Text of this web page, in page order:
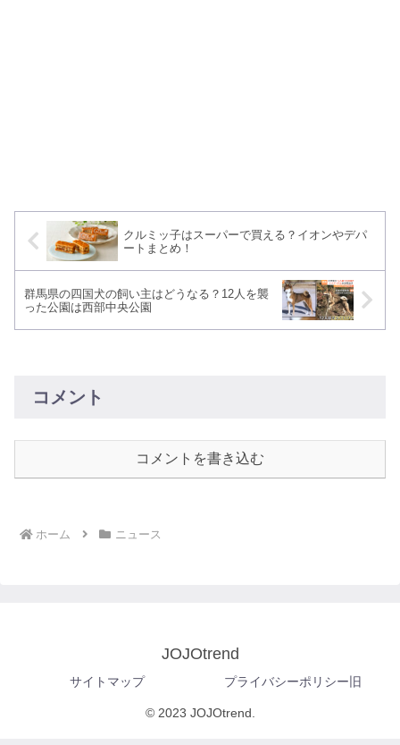
クルミッ子はスーパーで買える？イオンやデパ
ートまとめ！
群馬県の四国犬の飼い主はどうなる？12人を襲
った公園は西部中央公園
コメント
コメントを書き込む
ホーム ニュース
JOJOtrend
サイトマップ プライバシーポリシー旧
© 2023 JOJOtrend.